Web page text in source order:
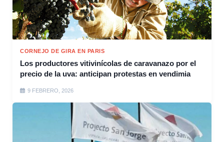
CORNEJO DE GIRA EN PARIS
Los productores vitivinícolas de caravanazo por el
precio de la uva: anticipan protestas en vendimia
9 FEBRERO, 2026